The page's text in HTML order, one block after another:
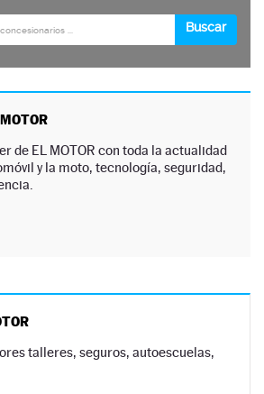
MOTOR
de EL MOTOR con toda la actualidad
y la moto, tecnología, seguridad,
talleres, seguros, autoescuelas,